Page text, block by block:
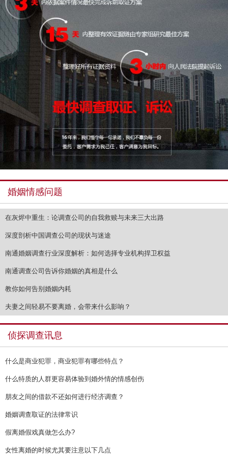
婚姻情感问题
在灰烬中重生：论调查公司的自我救赎与未来三大出路
深度剖析中国调查公司的现状与迷途
南通婚姻调查行业深度解析：如何选择专业机构捍卫权益
南通调查公司告诉你婚姻的真相是什么
教你如何告别婚姻内耗
夫妻之间轻易不要离婚，会带来什么影响？
侦探调查讯息
什么是商业犯罪，商业犯罪有哪些特点？
什么特质的人群更容易体验到婚外情的情感创伤
朋友之间的借款不还如何进行经济调查？
婚姻调查取证的法律常识
假离婚假戏真做怎么办?
女性离婚的时候尤其要注意以下几点